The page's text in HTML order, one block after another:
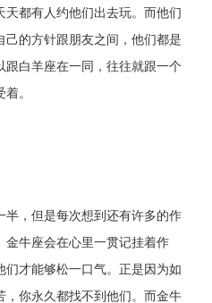
都有人约他们出去玩。而他们
己的方针跟朋友之间，他们都是
白羊座在一同，往往就跟一个
。
半，但是每次想到还有许多的作
金牛座会在心里一贯记挂着作
们才能够松一口气。正是因为如
，你永久都找不到他们。而金牛